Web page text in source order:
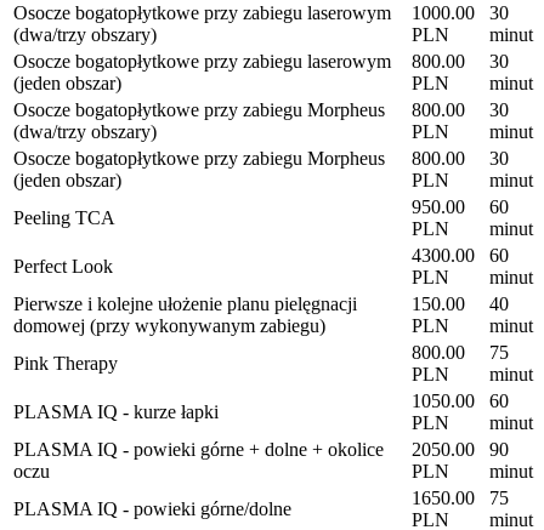
Osocze bogatopłytkowe przy zabiegu laserowym
(dwa/trzy obszary)
1000.00
PLN
30
minut
Osocze bogatopłytkowe przy zabiegu laserowym
(jeden obszar)
800.00
PLN
30
minut
Osocze bogatopłytkowe przy zabiegu Morpheus
(dwa/trzy obszary)
800.00
PLN
30
minut
Osocze bogatopłytkowe przy zabiegu Morpheus
(jeden obszar)
800.00
PLN
30
minut
Peeling TCA
950.00
PLN
60
minut
Perfect Look
4300.00
PLN
60
minut
Pierwsze i kolejne ułożenie planu pielęgnacji
domowej (przy wykonywanym zabiegu)
150.00
PLN
40
minut
Pink Therapy
800.00
PLN
75
minut
PLASMA IQ - kurze łapki
1050.00
PLN
60
minut
PLASMA IQ - powieki górne + dolne + okolice
oczu
2050.00
PLN
90
minut
PLASMA IQ - powieki górne/dolne
1650.00
PLN
75
minut